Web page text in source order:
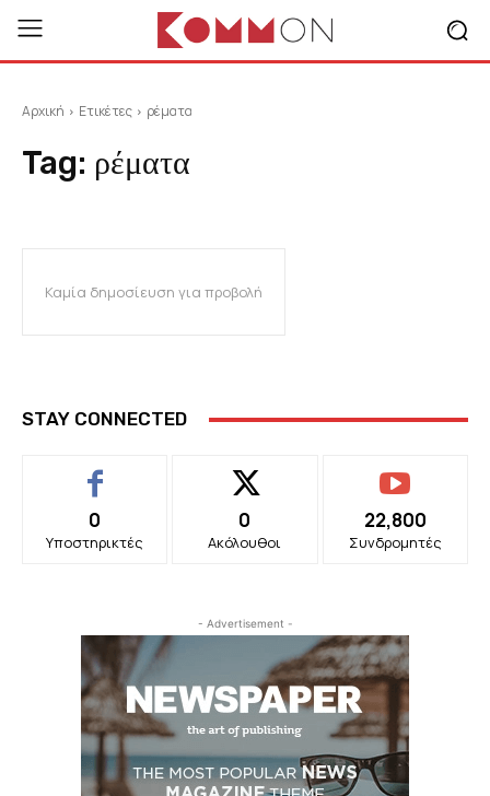
Αρχική Ετικέτες ρέματα
Tag: ρέματα
Καμία δημοσίευση για προβολή
STAY CONNECTED
0
Υποστηρικτές
0
Ακόλουθοι
22,800
Συνδρομητές
- Advertisement -